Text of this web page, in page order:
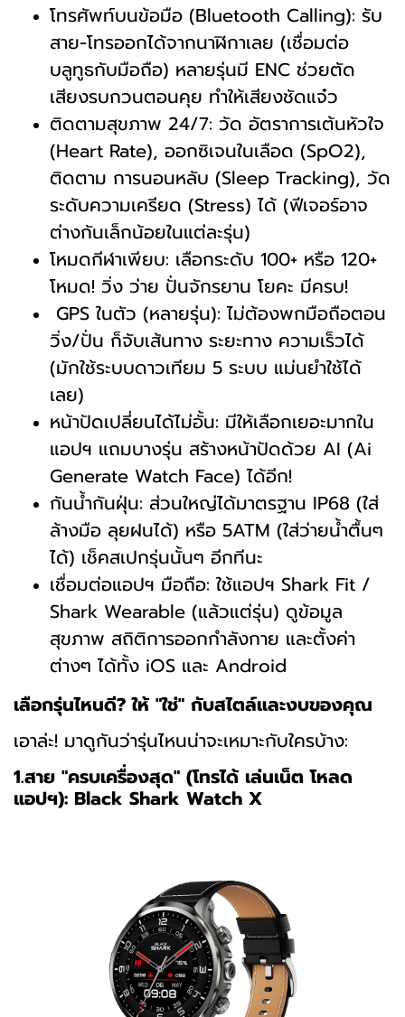
โทรศัพท์บนข้อมือ (Bluetooth Calling): รับ
สาย-โทรออกได้จากนาฬิกาเลย (เชื่อมต่อ
บลูทูธกับมือถือ) หลายรุ่นมี ENC ช่วยตัด
เสียงรบกวนตอนคุย ทำให้เสียงชัดแจ๋ว
ติดตามสุขภาพ 24/7: วัด อัตราการเต้นหัวใจ
(Heart Rate), ออกซิเจนในเลือด (SpO2),
ติดตาม การนอนหลับ (Sleep Tracking), วัด
ระดับความเครียด (Stress) ได้ (ฟีเจอร์อาจ
ต่างกันเล็กน้อยในแต่ละรุ่น)
โหมดกีฬาเพียบ: เลือกระดับ 100+ หรือ 120+
โหมด! วิ่ง ว่าย ปั่นจักรยาน โยคะ มีครบ!
️ GPS ในตัว (หลายรุ่น): ไม่ต้องพกมือถือตอน
วิ่ง/ปั่น ก็จับเส้นทาง ระยะทาง ความเร็วได้
(มักใช้ระบบดาวเทียม 5 ระบบ แม่นยำใช้ได้
เลย)
หน้าปัดเปลี่ยนได้ไม่อั้น: มีให้เลือกเยอะมากใน
แอปฯ แถมบางรุ่น สร้างหน้าปัดด้วย AI (Ai
Generate Watch Face) ได้อีก!
กันน้ำกันฝุ่น: ส่วนใหญ่ได้มาตรฐาน IP68 (ใส่
ล้างมือ ลุยฝนได้) หรือ 5ATM (ใส่ว่ายน้ำตื้นๆ
ได้) เช็คสเปกรุ่นนั้นๆ อีกทีนะ
เชื่อมต่อแอปฯ มือถือ: ใช้แอปฯ Shark Fit /
Shark Wearable (แล้วแต่รุ่น) ดูข้อมูล
สุขภาพ สถิติการออกกำลังกาย และตั้งค่า
ต่างๆ ได้ทั้ง iOS และ Android
เลือกรุ่นไหนดี? ให้ "ใช่" กับสไตล์และงบของคุณ
เอาล่ะ! มาดูกันว่ารุ่นไหนน่าจะเหมาะกับใครบ้าง:
1.สาย "ครบเครื่องสุด" (โทรได้ เล่นเน็ต โหลด
แอปฯ): Black Shark Watch X